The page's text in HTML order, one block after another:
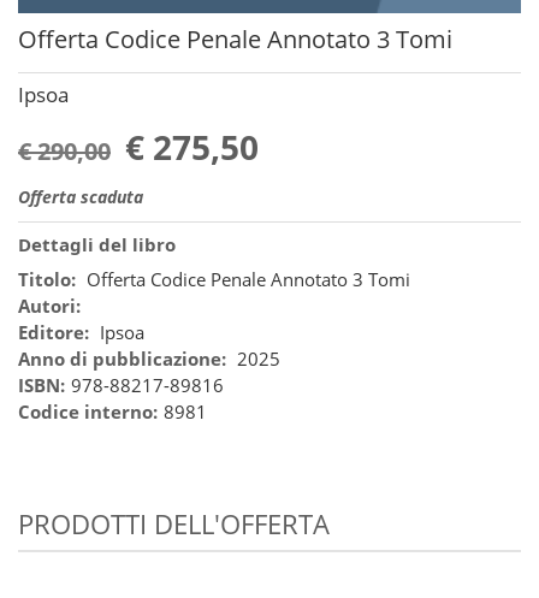
Offerta Codice Penale Annotato 3 Tomi
Ipsoa
€ 290,00 € 275,50
Offerta scaduta
Dettagli del libro
Titolo: Offerta Codice Penale Annotato 3 Tomi
Autori:
Editore: Ipsoa
Anno di pubblicazione: 2025
ISBN: 978-88217-89816
Codice interno: 8981
PRODOTTI DELL'OFFERTA